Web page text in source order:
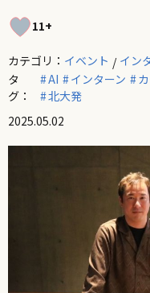
11+
カテゴリ： イベント イン
タ
グ：
AI インターン
北大発
2025.05.02